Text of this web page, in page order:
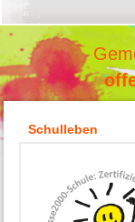
Schulleben